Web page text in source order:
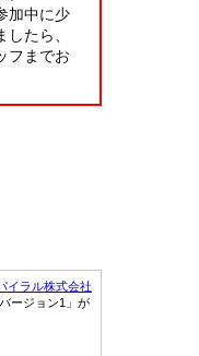
加中に少
たら、
フまでお
イラル株式会社
ージョン1」が